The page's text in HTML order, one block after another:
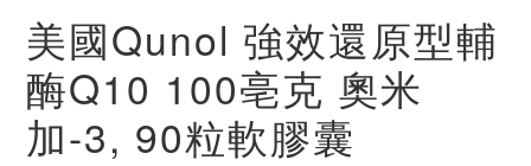
歡迎親臨旺角店購買：旺角弼街20號12樓B  |  RealDeal 保健品 |
WhatsApp 9560 0709
美國Qunol 強效還原型輔
酶Q10 100亳克 奧米
加-3, 90粒軟膠囊